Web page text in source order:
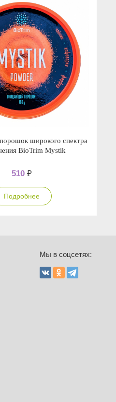
широкого спектра
BioTrim Mystik
510 ₽
Подробнее
Мы в соцсетях: